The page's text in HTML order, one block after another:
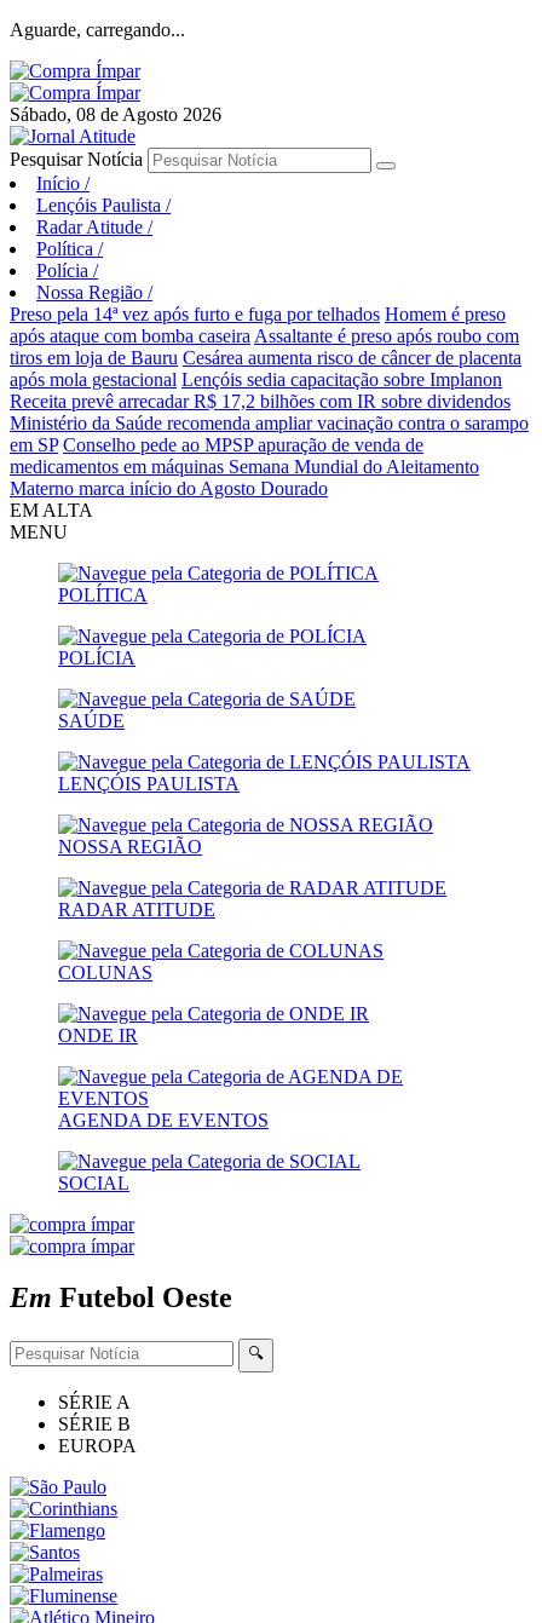
Aguarde, carregando...
Sábado, 08 de Agosto 2026
Pesquisar Notícia
Início /
Lençóis Paulista /
Radar Atitude /
Política /
Polícia /
Nossa Região /
Preso pela 14ª vez após furto e fuga por telhados Homem é preso
após ataque com bomba caseira Assaltante é preso após roubo com
tiros em loja de Bauru Cesárea aumenta risco de câncer de placenta
após mola gestacional Lençóis sedia capacitação sobre Implanon
Receita prevê arrecadar R$ 17,2 bilhões com IR sobre dividendos
Ministério da Saúde recomenda ampliar vacinação contra o sarampo
em SP Conselho pede ao MPSP apuração de venda de
medicamentos em máquinas Semana Mundial do Aleitamento
Materno marca início do Agosto Dourado
EM ALTA
MENU
POLÍTICA
POLÍCIA
SAÚDE
LENÇÓIS PAULISTA
NOSSA REGIÃO
RADAR ATITUDE
COLUNAS
ONDE IR
AGENDA DE EVENTOS
SOCIAL
Em Futebol Oeste
🔍
SÉRIE A
SÉRIE B
EUROPA